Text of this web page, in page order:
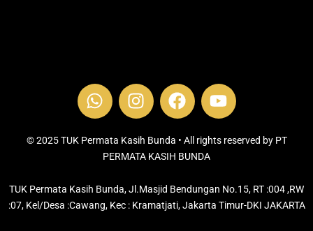
W
h
t
p
p
I
n
t
a
r
a
F
a
e
b
o
k
Y
o
t
e
© 2025 TUK Permata Kasih Bunda • All rights reserved by PT
PERMATA KASIH BUNDA
TUK Permata Kasih Bunda, Jl.Masjid Bendungan No.15, RT :004 ,RW
:07, Kel/Desa :Cawang, Kec : Kramatjati, Jakarta Timur-DKI JAKARTA